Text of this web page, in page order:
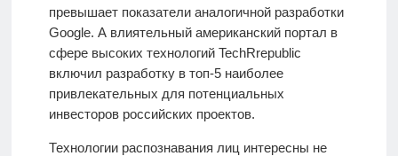
превышает показатели аналогичной разработки
Google. А влиятельный американский портал в
сфере высоких технологий TechRrepublic
включил разработку в топ-5 наиболее
привлекательных для потенциальных
инвесторов российских проектов.
Технологии распознавания лиц интересны не